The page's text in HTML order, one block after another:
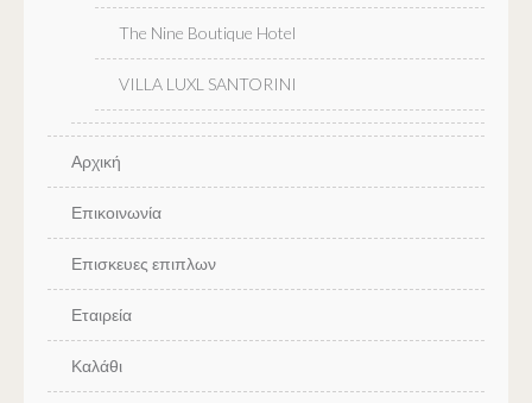
The Nine Boutique Hotel
VILLA LUXL SANTORINI
Αρχική
Επικοινωνία
Επισκευες επιπλων
Εταιρεία
Καλάθι